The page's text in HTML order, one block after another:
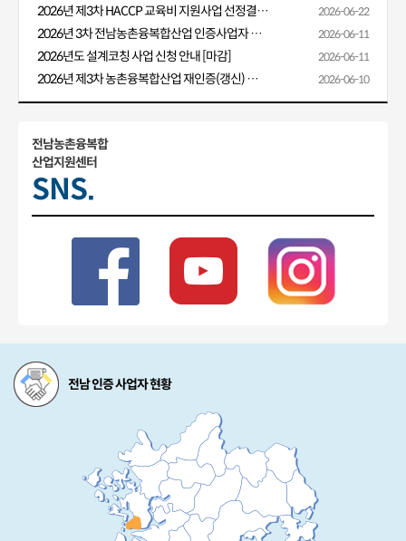
2026년 제3차 HACCP 교육비 지원사업 선정결과 알림 2026-06-22
2026년 3차 전남농촌융복합산업 인증사업자 HACCP 교육비 지원 안내 2026-06-11
2026년도 설계코칭 사업 신청 안내 [마감] 2026-06-11
2026년 제3차 농촌융복합산업 재인증(갱신) 신청 안내 2026-06-10
전남농촌융복합
산업지원센터
SNS.
전남 인증 사업자 현황